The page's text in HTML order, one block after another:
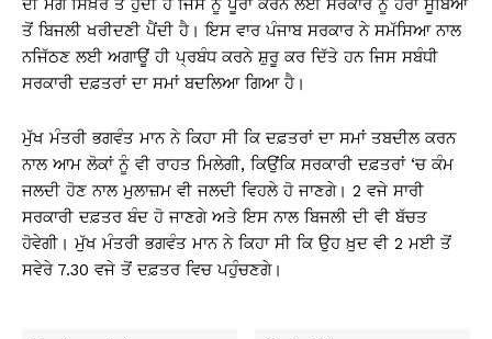
ਦੀ ਮੰਗ ਸਿਖ਼ਰ ਤੇ ਹੁੰਦੀ ਹੈ ਜਿਸ ਨੂੰ ਪੂਰਾ ਕਰਨ ਲਈ ਸਰਕਾਰ ਨੂੰ ਹੋਰਾਂ ਸੂਬਿਆਂ
ਤੋਂ ਬਿਜਲੀ ਖਰੀਦਣੀ ਪੈਂਦੀ ਹੈ। ਇਸ ਵਾਰ ਪੰਜਾਬ ਸਰਕਾਰ ਨੇ ਸਮੱਸਿਆ ਨਾਲ
ਨਜਿੱਠਣ ਲਈ ਅਗਾਊਂ ਹੀ ਪ੍ਰਬੰਧ ਕਰਨੇ ਸ਼ੁਰੂ ਕਰ ਦਿੱਤੇ ਹਨ ਜਿਸ ਸਬੰਧੀ
ਸਰਕਾਰੀ ਦਫ਼ਤਰਾਂ ਦਾ ਸਮਾਂ ਬਦਲਿਆ ਗਿਆ ਹੈ।
ਮੁੱਖ ਮੰਤਰੀ ਭਗਵੰਤ ਮਾਨ ਨੇ ਕਿਹਾ ਸੀ ਕਿ ਦਫ਼ਤਰਾਂ ਦਾ ਸਮਾਂ ਤਬਦੀਲ ਕਰਨ
ਨਾਲ ਆਮ ਲੋਕਾਂ ਨੂੰ ਵੀ ਰਾਹਤ ਮਿਲੇਗੀ, ਕਿਉਂਕਿ ਸਰਕਾਰੀ ਦਫ਼ਤਰਾਂ ‘ਚ ਕੰਮ
ਜਲਦੀ ਹੋਣ ਨਾਲ ਮੁਲਾਜ਼ਮ ਵੀ ਜਲਦੀ ਵਿਹਲੇ ਹੋ ਜਾਣਗੇ। 2 ਵਜੇ ਸਾਰੀ
ਸਰਕਾਰੀ ਦਫ਼ਤਰ ਬੰਦ ਹੋ ਜਾਣਗੇ ਅਤੇ ਇਸ ਨਾਲ ਬਿਜਲੀ ਦੀ ਵੀ ਬੱਚਤ
ਹੋਵੇਗੀ। ਮੁੱਖ ਮੰਤਰੀ ਭਗਵੰਤ ਮਾਨ ਨੇ ਕਿਹਾ ਸੀ ਕਿ ਉਹ ਖ਼ੁਦ ਵੀ 2 ਮਈ ਤੋਂ
ਸਵੇਰੇ 7.30 ਵਜੇ ਤੋਂ ਦਫ਼ਤਰ ਵਿਚ ਪਹੁੰਚਣਗੇ।